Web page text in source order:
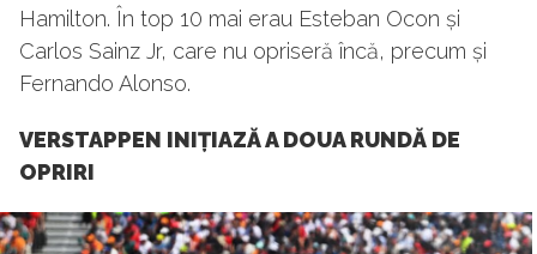
Hamilton. În top 10 mai erau Esteban Ocon și
Carlos Sainz Jr, care nu opriseră încă, precum și
Fernando Alonso.
VERSTAPPEN INIȚIAZĂ A DOUA RUNDĂ DE
OPRIRI